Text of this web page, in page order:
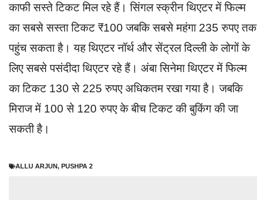
काफी सस्ते टिकट मिल रहे हैं। सिंगल स्क्रीन थिएटर में फिल्म
का सबसे सस्ता टिकट ₹100 जबकि सबसे महंगा 235 रुपए तक
पहुंच सकता है। यह थिएटर नॉर्थ और सेंट्रल दिल्ली के लोगों के
लिए सबसे पसंदीदा थिएटर रहे हैं। अंबा सिनेमा थिएटर में फिल्म
का टिकट 130 से 225 रुपए अधिकतम रखा गया है। जबकि
मिराज में 100 से 120 रुपए के बीच टिकट की बुकिंग की जा
सकती है।
ALLU ARJUN, PUSHPA 2